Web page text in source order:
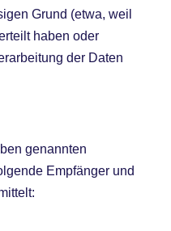
Grund (etwa, weil
haben oder
der Daten
genannten
Empfänger und